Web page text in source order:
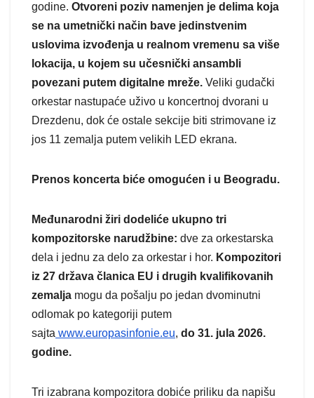
godine. Otvoreni poziv namenjen je delima koja
se na umetnički način bave jedinstvenim
uslovima izvođenja u realnom vremenu sa više
lokacija, u kojem su učesnički ansambli
povezani putem digitalne mreže. Veliki gudački
orkestar nastupaće uživo u koncertnoj dvorani u
Drezdenu, dok će ostale sekcije biti strimovane iz
jos 11 zemalja putem velikih LED ekrana.
Prenos koncerta biće omogućen i u Beogradu.
Međunarodni žiri dodeliće ukupno tri
kompozitorske narudžbine: dve za orkestarska
dela i jednu za delo za orkestar i hor. Kompozitori
iz 27 država članica EU i drugih kvalifikovanih
zemalja mogu da pošalju po jedan dvominutni
odlomak po kategoriji putem
sajta www.europasinfonie.eu, do 31. jula 2026.
godine.
Tri izabrana kompozitora dobiće priliku da napišu